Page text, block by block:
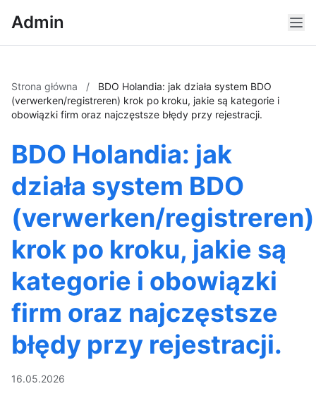
Admin
Strona główna /
BDO Holandia: jak działa system BDO
(verwerken/registreren) krok po kroku, jakie są kategorie i
obowiązki firm oraz najczęstsze błędy przy rejestracji.
BDO Holandia: jak
działa system BDO
(verwerken/registreren)
krok po kroku, jakie są
kategorie i obowiązki
firm oraz najczęstsze
błędy przy rejestracji.
16.05.2026